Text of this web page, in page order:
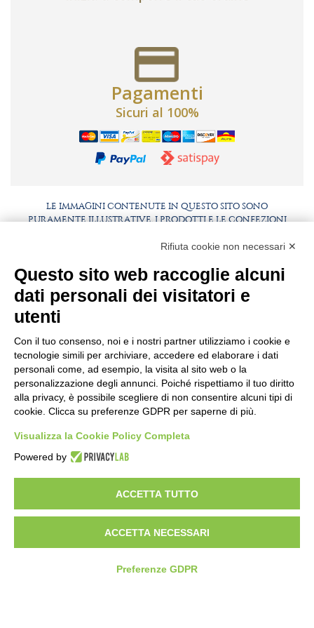
Pagamenti
Sicuri al 100%
LE IMMAGINI CONTENUTE IN QUESTO SITO SONO
PURAMENTE ILLUSTRATIVE, I PRODOTTI E LE CONFEZIONI
BEST PARTNER AREA
COMPLIANCE
TERMINI E CONDIZIONI
SEDE E STABILIMENTO
VIA SOMMARIVA N.139/141
TEL+39 011 971 39 43• E-MailInfo@pastaberruto.it
P.IVA/C.FIS. 09009450017
REA N. 1017775 CCIAA TORINO • CAP. SOC. €.1.952.922 I.V.
Newsletter
Rifiuta cookie non necessari ✕
Questo sito web raccoglie alcuni
dati personali dei visitatori e
utenti
Con il tuo consenso, noi e i nostri partner utilizziamo i cookie e
tecnologie simili per archiviare, accedere ed elaborare i dati
personali come, ad esempio, la visita al sito web o la
personalizzazione degli annunci. Poiché rispettiamo il tuo diritto
alla privacy, è possibile scegliere di non consentire alcuni tipi di
cookie. Clicca su preferenze GDPR per saperne di più.
Visualizza la Cookie Policy Completa
Powered by
ACCETTA TUTTO
ACCETTA NECESSARI
Preferenze GDPR